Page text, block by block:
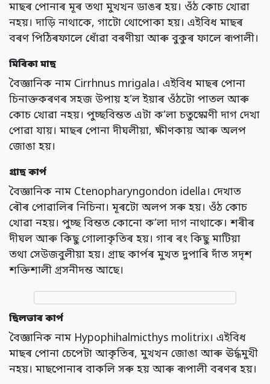
মাছৰ পোনাৰ মূৰ তথা মুখখন ডাঙৰ হয়। ওঁঠ কোচ খোৱা
নহয়। দাড়ি নাথাকে, গাটো থোপোকা হয়। এইবিধ মাছৰ
বৰণ পিঠিৰফালে ধোঁৱা বৰণীয়া আৰু বুকুৰ ফালে ৰূপালী।
মিৰিকা মাছ
বৈজ্ঞানিক নাম Cirrhnus mrigala। এইবিধ মাছৰ পোনা
চিনাক্তকৰণৰ সহজ উপায় হ’ল ইয়াৰ ওঁঠটো পাতল আৰু
কোচ খোৱা নহয়। পুচ্ছবিন্তত এটা ক’লা চতুস্কোণী দাগ দেখা
পোৱা যায়। মাছৰ পোনা দীঘলীয়া, ক্ষীণকায় আৰু অলপ
জোঙা হয়।
গ্ৰাছ কাৰ্প
বৈজ্ঞানিক নাম Ctenopharyngondon idella। দেখাত
ৰৌৰ পোৱালিৰ নিচিনা। মূৰটো অলপ সৰু হয়। ওঁঠ কোচ
খোৱা নহয়। পুচ্ছ বিন্তত কোনো ক’লা দাগ নাথাকে। শৰীৰ
দীঘল আৰু কিছু গোলাকৃতিৰ হয়। গাৰ ৰং কিছু মাটিয়া
তথা সেউজবুলীয়া হয়। গ্ৰাছ কাৰ্পৰ মুখত দুপাৰি দাঁত সদৃশ
শক্তিশালী গ্ৰসনীদন্ত আছে।
ছিলভাৰ কাৰ্প
বৈজ্ঞানিক নাম Hypophihalmicthys molitrix। এইবিধ
মাছৰ পোনা চেপেটা আকৃতিৰ, মুখখন জোঙা আৰু ঊৰ্দ্ধমুখী
নহয়। মাছপোনাৰ বাকলি সৰু হয় আৰু ৰূপালী বৰণৰ হয়।